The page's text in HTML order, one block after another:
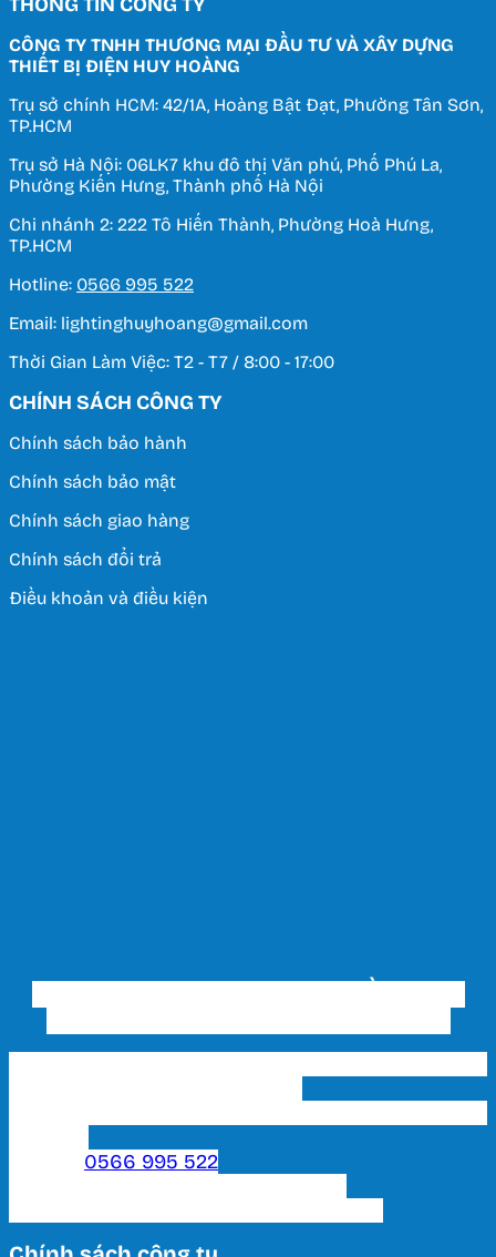
CÔNG TY TNHH THƯƠNG MẠI ĐẦU TƯ VÀ XÂY DỰNG
THIẾT BỊ ĐIỆN HUY HOÀNG
Trụ sở chính HCM: 42/1A, Hoàng Bật Đạt, Phường Tân Sơn,
TP.HCM
Trụ sở Hà Nội: 06LK7 khu đô thị Văn phú, Phố Phú La,
Phường Kiến Hưng, Thành phố Hà Nội
Chi nhánh 2: 222 Tô Hiến Thành, Phường Hoà Hưng,
TP.HCM
Hotline: 0566 995 522
Email: lightinghuyhoang@gmail.com
Thời Gian Làm Việc: T2 - T7 / 8:00 - 17:00
CHÍNH SÁCH CÔNG TY
Chính sách bảo hành
Chính sách bảo mật
Chính sách giao hàng
Chính sách đổi trả
Điều khoản và điều kiện
0566 995 522